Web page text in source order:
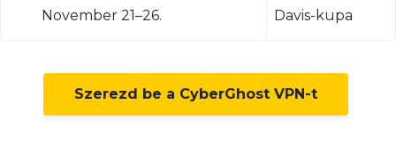
November 21–26. Davis-kupa
Szerezd be a CyberGhost VPN-t